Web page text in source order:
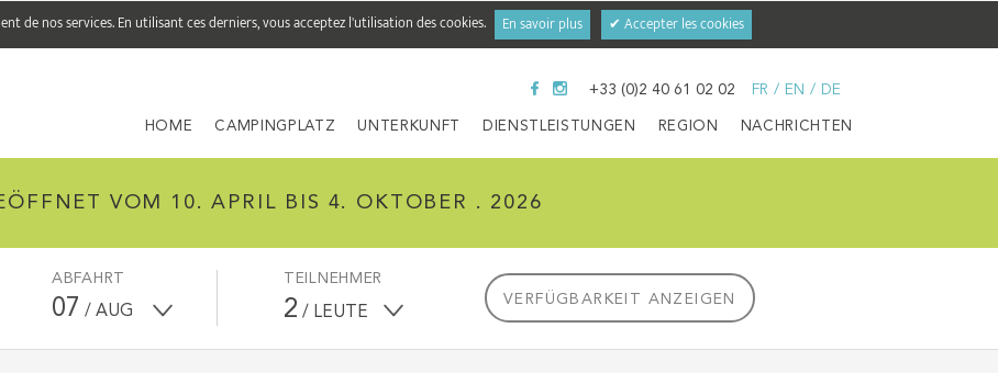
de nos services. En utilisant ces derniers, vous acceptez l'utilisation des cookies. En savoir plus ✔ Accepter les cookies
+33 (0)2 40 61 02 02 FR / EN / DE
HOME CAMPINGPLATZ UNTERKUNFT DIENSTLEISTUNGEN REGION NACHRICHTEN
VOM 10. APRIL BIS 4. OKTOBER . 2026
ABFAHRT
07 / AUG
TEILNEHMER
2 / LEUTE
VERFÜGBARKEIT ANZEIGEN